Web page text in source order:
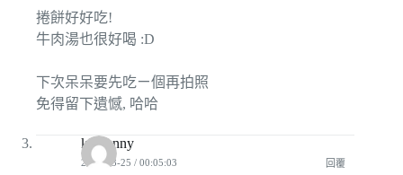
捲餅好好吃!
牛肉湯也很好喝 :D
下次呆呆要先吃ㄧ個再拍照
免得留下遺憾, 哈哈
kissjanny
2010-03-25 / 00:05:03 回覆